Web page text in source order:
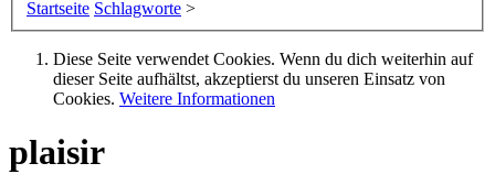
Startseite Schlagworte >
Diese Seite verwendet Cookies. Wenn du dich weiterhin auf
dieser Seite aufhältst, akzeptierst du unseren Einsatz von
Cookies. Weitere Informationen
plaisir